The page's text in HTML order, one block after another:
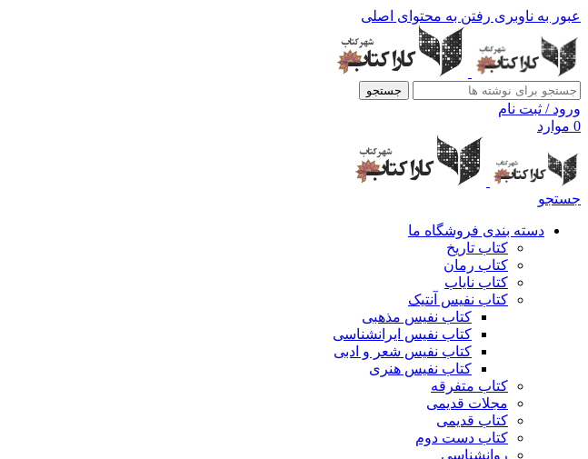
عبور به ناوبری رفتن به محتوای اصلی
جستجو
ورود / ثبت نام
0 موارد
جستجو
دسته بندی فروشگاه ما
کتاب تاریخ
کتاب رمان
کتاب نایاب
کتاب نفیس آنتیک
کتاب نفیس مذهبی
کتاب نفیس ایرانشناسی
کتاب نفیس شعر و ادبی
کتاب نفیس هنری
کتاب متفرقه
مجلات قدیمی
کتاب قدیمی
کتاب دست دوم
روانشناسی